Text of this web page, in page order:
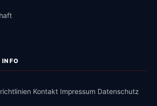
Kontakt Impressum Datenschutz